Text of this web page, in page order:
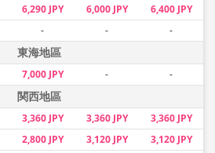
6,290 JPY 6,000 JPY 6,400 JPY
- - -
東海地區
7,000 JPY - -
関西地區
3,360 JPY 3,360 JPY 3,360 JPY
2,800 JPY 3,120 JPY 3,120 JPY